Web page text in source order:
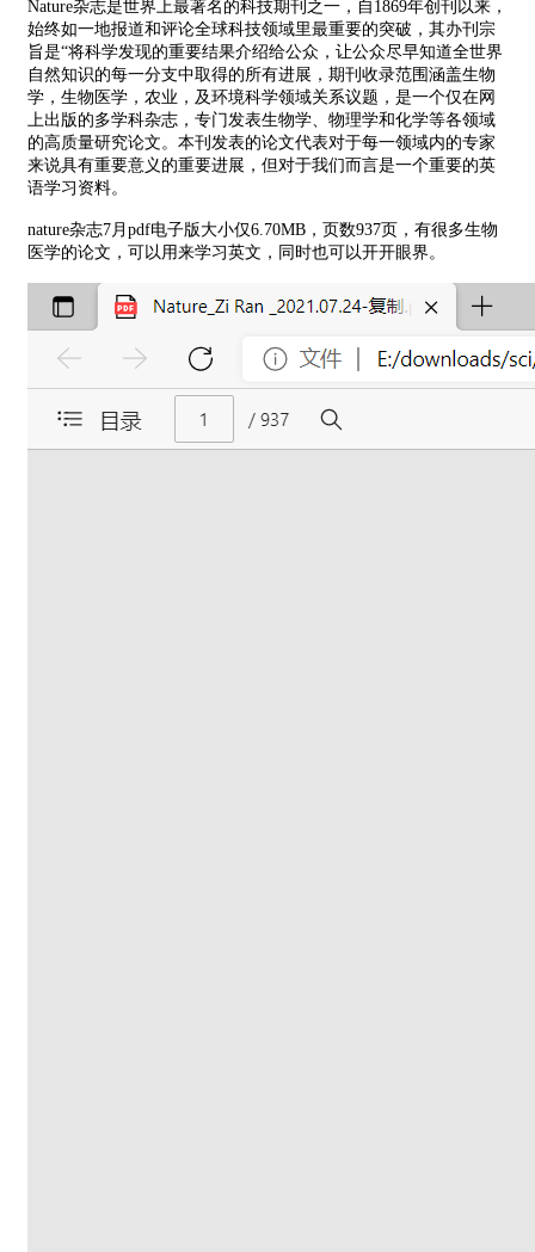
Nature杂志是世界上最著名的科技期刊之一，自1869年创刊以来，
始终如一地报道和评论全球科技领域里最重要的突破，其办刊宗
旨是“将科学发现的重要结果介绍给公众，让公众尽早知道全世界
自然知识的每一分支中取得的所有进展，期刊收录范围涵盖生物
学，生物医学，农业，及环境科学领域关系议题，是一个仅在网
上出版的多学科杂志，专门发表生物学、物理学和化学等各领域
的高质量研究论文。本刊发表的论文代表对于每一领域内的专家
来说具有重要意义的重要进展，但对于我们而言是一个重要的英
语学习资料。
nature杂志7月pdf电子版大小仅6.70MB，页数937页，有很多生物
医学的论文，可以用来学习英文，同时也可以开开眼界。